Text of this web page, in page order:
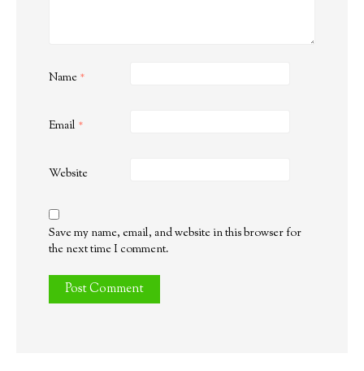
Name *
Email *
Website
Save my name, email, and website in this browser for
the next time I comment.